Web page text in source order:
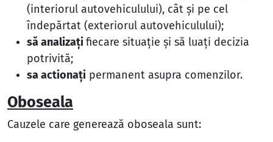
(interiorul autovehiculului), cât şi pe cel
îndepărtat (exteriorul autovehiculului);
să analizaţifiecare situaţie şi să luaţi decizia
potrivită;
sa actionaţi permanent asupra comenzilor.
Oboseala
Cauzele care generează oboseala sunt: